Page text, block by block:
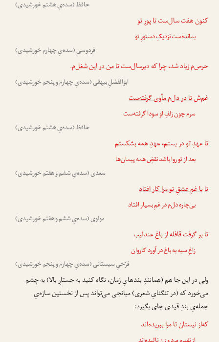
حافظ (سده‌یِ هشتم خورشیدی)
کنون هفت سال‌ستتاپورِ تو
بمانده‌ست نزدیکِ دستورِ تو
فردوسی (سده‌یِ چهارم خورشیدی)
حرص‌م زیاد شد، چرا که دیرسال‌ستتامن در این شغل‌م.
ابوالفضلِ بیهقی (سده‌یِ چهارم و پنجم خورشیدی)
غم‌شتادر دل‌م مأوی گرفته‌ست
سرم چون زلفِ او سودا گرفته‌ست
حافظ (سده‌یِ هشتم خورشیدی)
تاعهدِ تو در بستم، عهدِ همه بشکستم
بعد از تو روا باشد نقضِ همه پیمان‌ها
سعدی (سده‌یِ ششم و هفتم خورشیدی)
تابا غمِ عشقِ تو مرا کار افتاد
بی‌چاره دل‌م در غمِ بسیار افتاد
مولوی (سده‌یِ ششم و هفتم خورشیدی)
تابر گرفت قافله از باغ عندلیب
زاغِ سیه به باغ در آورد کاروان
فرّخیِ سیستانی (سده‌یِ چهارم و پنجم خورشیدی)
ولی در این جا هم (همانندِ بندهایِ زمان، نگاه کنید به جستارِ بالا) به چشم
می‌خورد که (در تنگنایِ شعری) میانجی می‌تواند پس از نخستین سازه‌یِ
جمله‌یِ بندِ قیدی جای بگیرد:
که‌از نیستانتامرا ببریده‌اند